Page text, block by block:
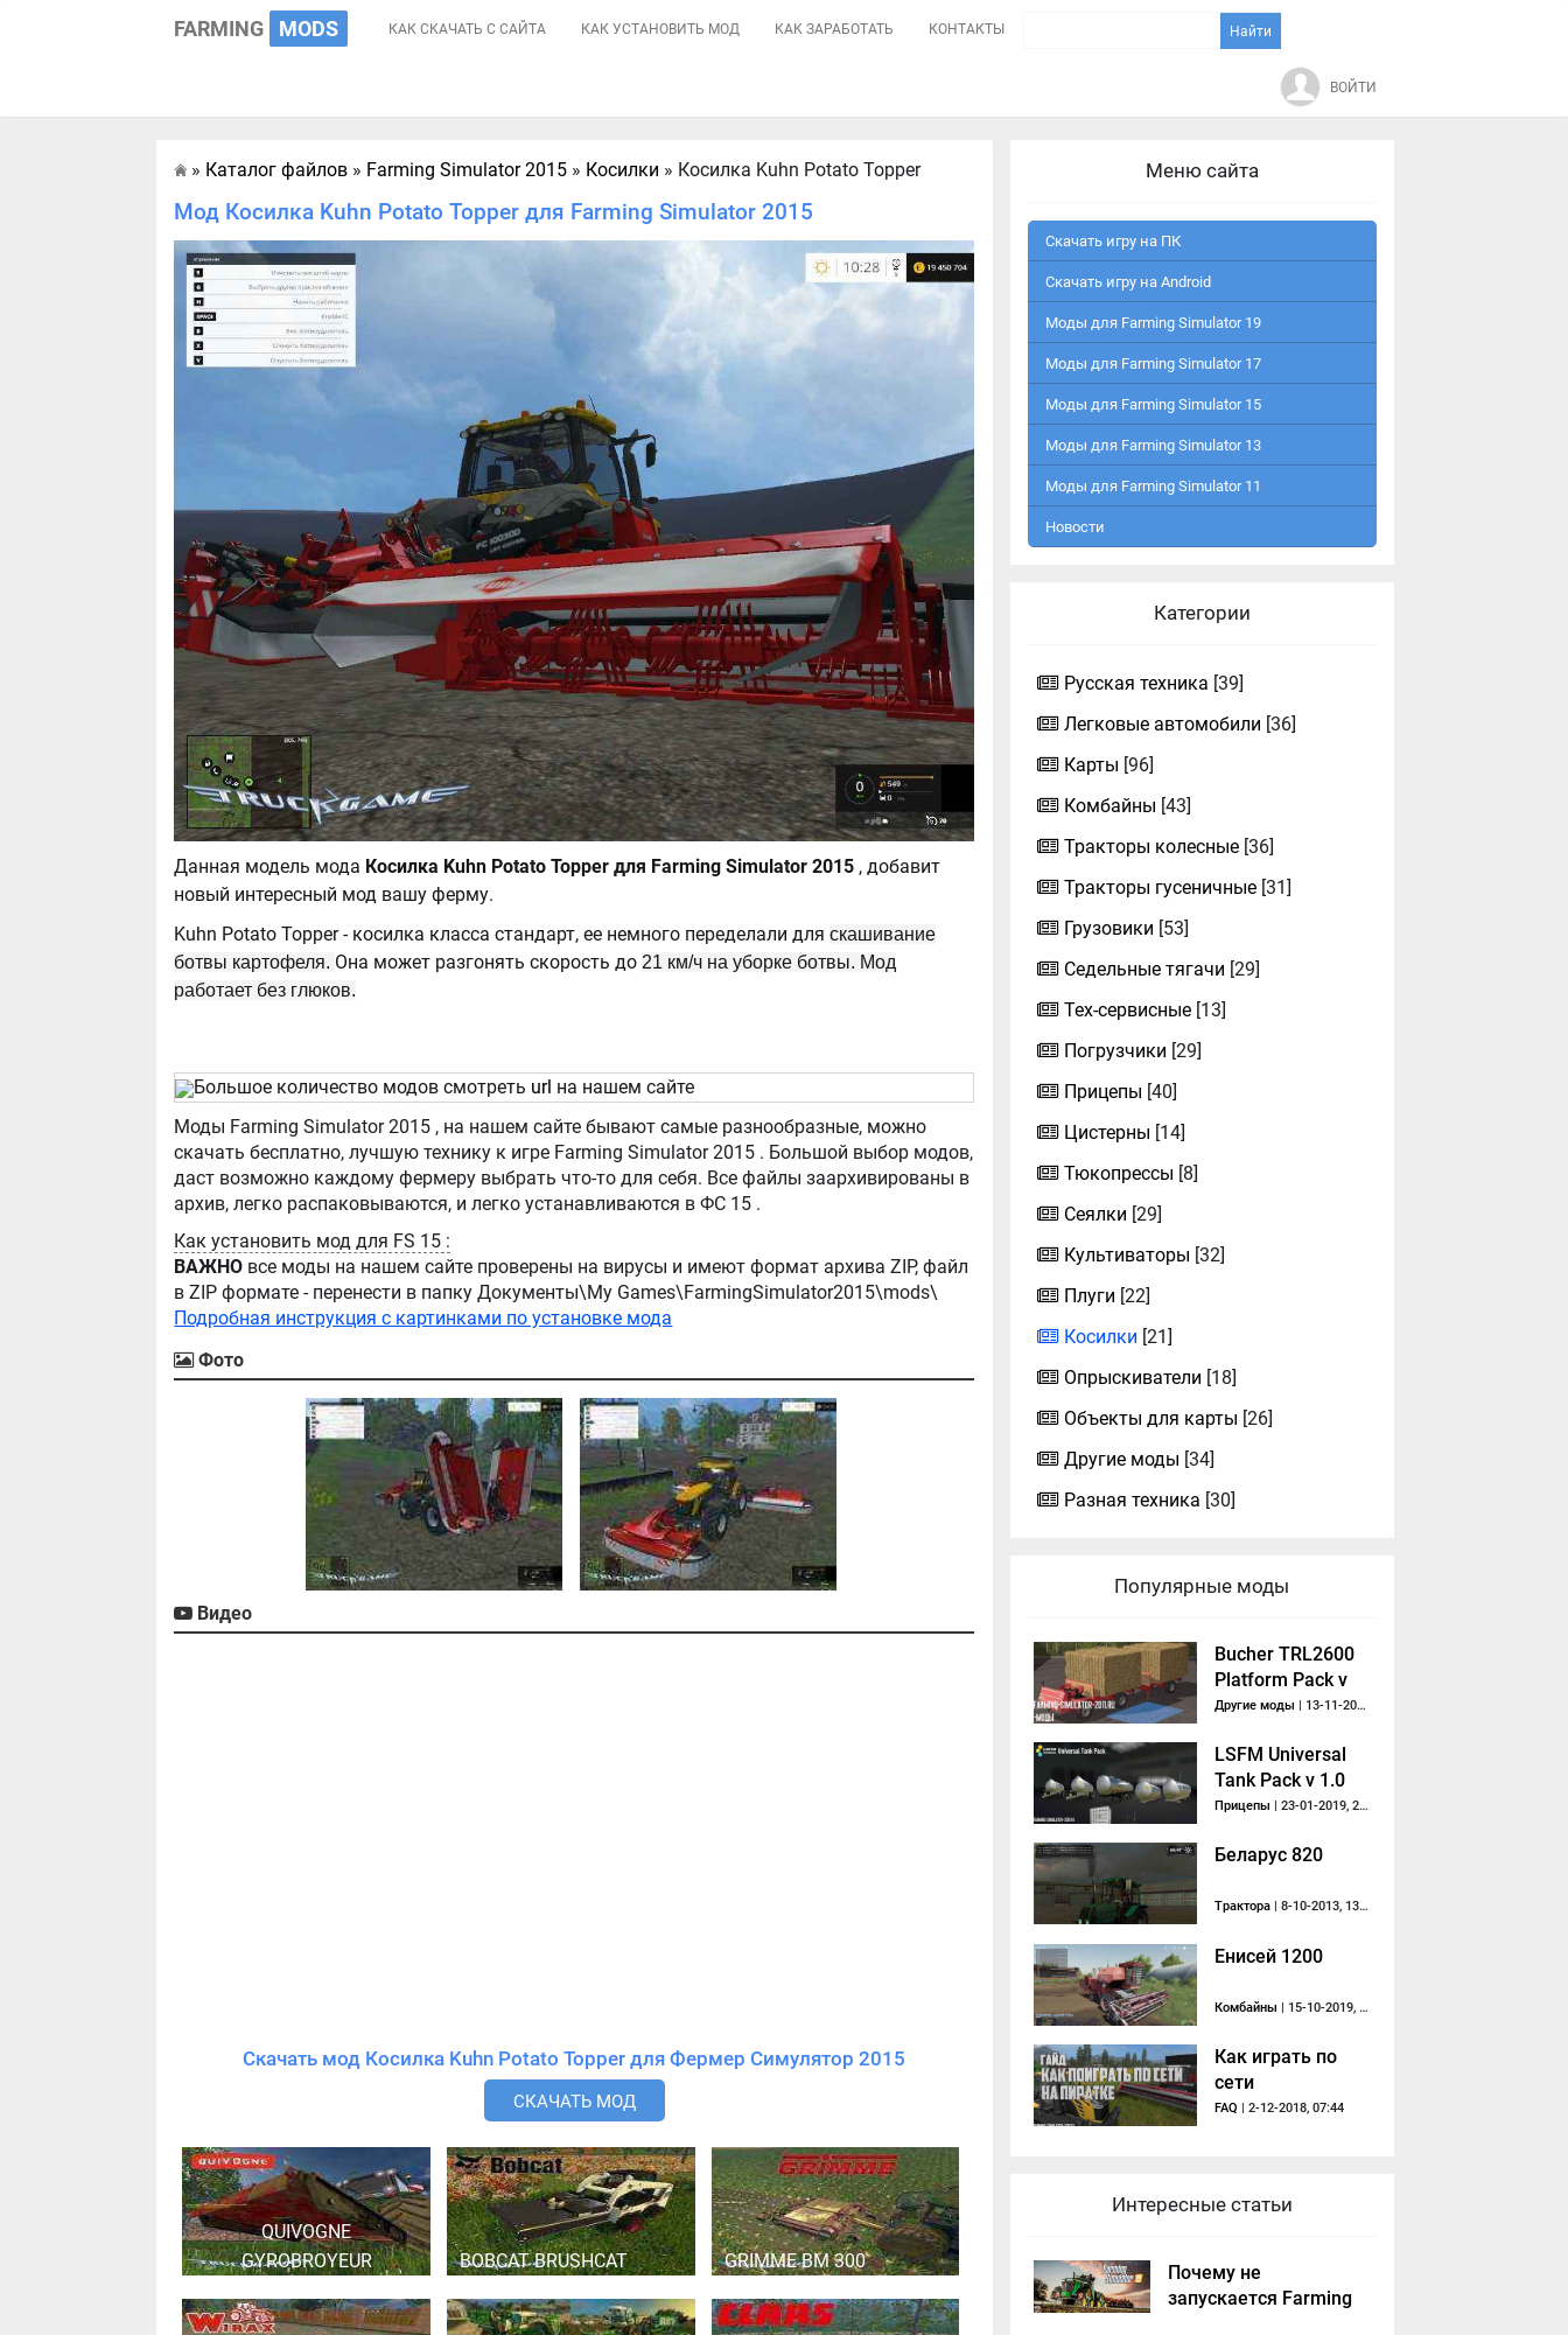
FARMING MODS КАК СКАЧАТЬ С САЙТА КАК УСТАНОВИТЬ МОД КАК ЗАРАБОТАТЬ КОНТАКТЫ
ВОЙТИ
Главная
» Каталог файлов » Farming Simulator 2015 » Косилки » Косилка Kuhn Potato Topper
Мод Косилка Kuhn Potato Topper для Farming Simulator 2015
Данная модель мода Косилка Kuhn Potato Topper для Farming Simulator 2015 , добавит
новый интересный мод вашу ферму.
Kuhn Potato Topper - косилка класса стандарт, ее немного переделали дляскашивание
ботвы картофеля. Она может разгонять скорость до21 км/ч на уборке ботвы. Мод
работает без глюков.
Большое количество модов смотреть url на нашем сайте
Моды Farming Simulator 2015 , на нашем сайте бывают самые разнообразные, можно
скачать бесплатно, лучшую технику к игре Farming Simulator 2015 . Большой выбор модов,
даст возможно каждому фермеру выбрать что-то для себя. Все файлы заархивированы в
архив, легко распаковываются, и легко устанавливаются в ФС 15 .
Как установить мод для FS 15 :
ВАЖНО все моды на нашем сайте проверены на вирусы и имеют формат архива ZIP, файл
в ZIP формате - перенести в папку Документы\My Games\FarmingSimulator2015\mods\
Подробная инструкция с картинками по установке мода
Фото
Видео
Скачать мод Косилка Kuhn Potato Topper для Фермер Симулятор 2015
СКАЧАТЬ МОД
QUIVOGNE
GYROBROYEUR
BOBCAT BRUSHCAT GRIMME BM 300
Меню сайта
Скачать игру на ПК
Скачать игру на Android
Моды для Farming Simulator 19
Моды для Farming Simulator 17
Моды для Farming Simulator 15
Моды для Farming Simulator 13
Моды для Farming Simulator 11
Новости
Категории
Русская техника [39]
Легковые автомобили [36]
Карты [96]
Комбайны [43]
Тракторы колесные [36]
Тракторы гусеничные [31]
Грузовики [53]
Седельные тягачи [29]
Тех-сервисные [13]
Погрузчики [29]
Прицепы [40]
Цистерны [14]
Тюкопрессы [8]
Сеялки [29]
Культиваторы [32]
Плуги [22]
Косилки [21]
Опрыскиватели [18]
Объекты для карты [26]
Другие моды [34]
Разная техника [30]
Популярные моды
Bucher TRL2600
Platform Pack v
1.0.0.2
Другие моды | 13-11-2017, 22:10
LSFM Universal
Tank Pack v 1.0
Прицепы | 23-01-2019, 21:23
Беларус 820
Трактора | 8-10-2013, 13:55
Eниceй 1200
Комбайны | 15-10-2019, 20:55
Как играть по
сети
FAQ | 2-12-2018, 07:44
Интересные статьи
Почему не
запускается Farming